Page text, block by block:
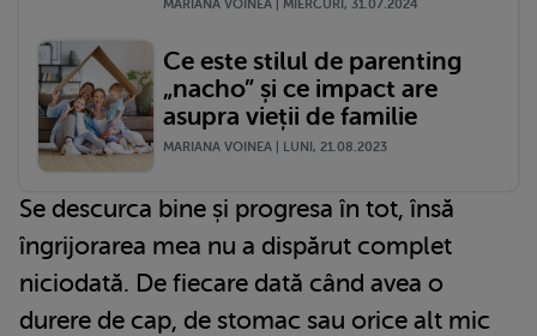
MARIANA VOINEA | MIERCURI, 31.07.2024
Ce este stilul de parenting
„nacho” și ce impact are
asupra vieții de familie
MARIANA VOINEA | LUNI, 21.08.2023
Se descurca bine și progresa în tot, însă
îngrijorarea mea nu a dispărut complet
niciodată. De fiecare dată când avea o
durere de cap, de stomac sau orice alt mic